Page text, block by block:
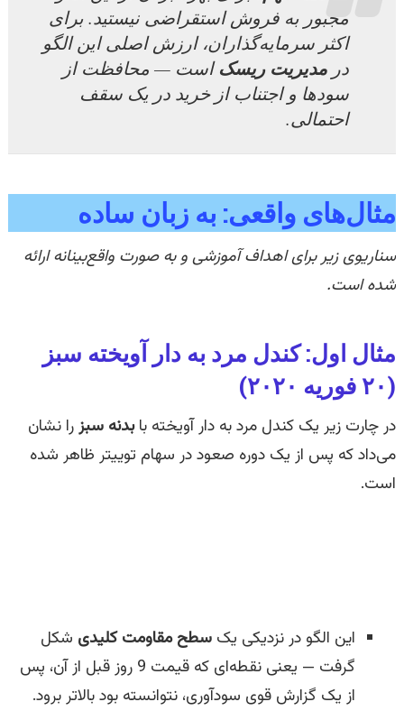
مجبور به فروش استقراضی نیستید. برای
اکثر سرمایه‌گذاران، ارزش اصلی این الگو
در مدیریت ریسکاست — محافظت از
سودها و اجتناب از خرید در یک سقف
احتمالی.
مثال‌‌های واقعی: به زبان ساده‌
سناریوی زیر برای اهداف آموزشی و به صورت واقع‌بینانه ارائه
شده است.
مثال اول: کندل مرد به دار آویخته سبز
(۲۰ فوریه ۲۰۲۰)
در چارت زیر یک کندل مرد به دار آویخته بابدنه سبزرا نشان
می‌داد که پس از یک دوره صعود در سهام توییتر ظاهر شده
است.
این الگو در نزدیکی یک سطح مقاومت کلیدی شکل
گرفت — یعنی نقطه‌ای که قیمت 9 روز قبل از آن، پس
از یک گزارش قوی سودآوری، نتوانسته بود بالاتر برود.